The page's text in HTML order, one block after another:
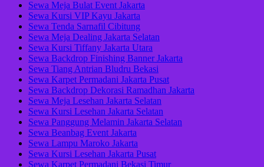
Sewa Meja Bulat Event Jakarta
Sewa Kursi VIP Kayu Jakarta
Sewa Tenda Sarnafil Cibitung
Sewa Meja Dealing Jakarta Selatan
Sewa Kursi Tiffany Jakarta Utara
Sewa Backdrop Finishing Banner Jakarta
Sewa Tiang Antrian Bludru Bekasi
Sewa Karpet Permadani Jakarta Pusat
Sewa Backdrop Dekorasi Ramadhan Jakarta
Sewa Meja Lesehan Jakarta Selatan
Sewa Kursi Lesehan Jakarta Selatan
Sewa Panggung Melamin Jakarta Selatan
Sewa Beanbag Event Jakarta
Sewa Lampu Maroko Jakarta
Sewa Kursi Lesehan Jakarta Pusat
Sewa Karpet Permadani Bekasi Timur